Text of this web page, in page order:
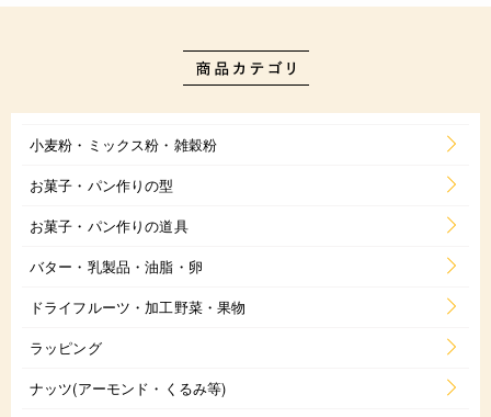
小麦粉・ミックス粉・雑穀粉
お菓子・パン作りの型
お菓子・パン作りの道具
バター・乳製品・油脂・卵
ドライフルーツ・加工野菜・果物
ラッピング
ナッツ(アーモンド・くるみ等)